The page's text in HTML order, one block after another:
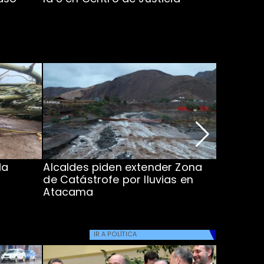
Alcaldes piden extender Zona
de Catástrofe por lluvias en
Atacama
IR A POLÍTICA